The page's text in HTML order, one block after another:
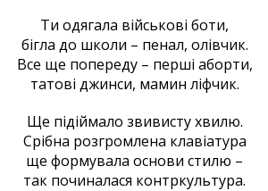
Ти одягала військові боти,
бігла до школи – пенал, олівчик.
Все ще попереду – перші аборти,
татові джинси, мамин ліфчик.
Ще підіймало звивисту хвилю.
Срібна розгромлена клавіатура
ще формувала основи стилю –
так починалася контркультура.